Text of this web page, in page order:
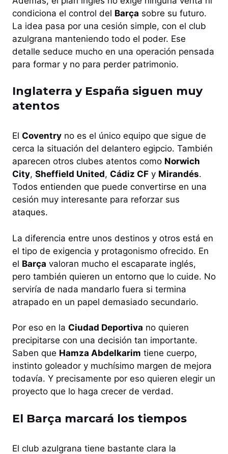
condiciona el control del Barça sobre su futuro.
La idea pasa por una cesión simple, con el club
azulgrana manteniendo todo el poder. Ese
detalle seduce mucho en una operación pensada
para formar y no para perder patrimonio.
Inglaterra y España siguen muy
atentos
El Coventry no es el único equipo que sigue de
cerca la situación del delantero egipcio. También
aparecen otros clubes atentos como Norwich
City, Sheffield United, Cádiz CF y Mirandés.
Todos entienden que puede convertirse en una
cesión muy interesante para reforzar sus
ataques.
La diferencia entre unos destinos y otros está en
el tipo de exigencia y protagonismo ofrecido. En
el Barça valoran mucho el escaparate inglés,
pero también quieren un entorno que lo cuide. No
serviría de nada mandarlo fuera si termina
atrapado en un papel demasiado secundario.
Por eso en la Ciudad Deportiva no quieren
precipitarse con una decisión tan importante.
Saben que Hamza Abdelkarim tiene cuerpo,
instinto goleador y muchísimo margen de mejora
todavía. Y precisamente por eso quieren elegir un
proyecto que lo haga crecer de verdad.
El Barça marcará los tiempos
El club azulgrana tiene bastante clara la